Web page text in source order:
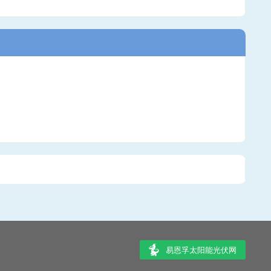
易恩孚太阳能光伏网